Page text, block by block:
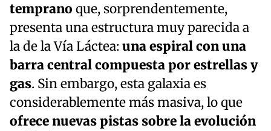
temprano que, sorprendentemente,
presenta una estructura muy parecida a
la de la Vía Láctea: una espiral con una
barra central compuesta por estrellas y
gas. Sin embargo, esta galaxia es
considerablemente más masiva, lo que
ofrece nuevas pistas sobre la evolución